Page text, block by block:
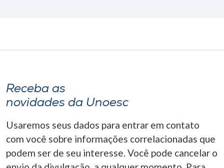
Receba as
novidades da Unoesc
Usaremos seus dados para entrar em contato
com você sobre informações correlacionadas que
podem ser de seu interesse. Você pode cancelar o